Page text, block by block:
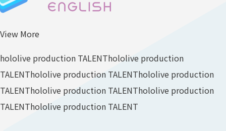
View More
hololive production TALENThololive production
TALENThololive production TALENThololive production
TALENThololive production TALENThololive production
TALENThololive production TALENT